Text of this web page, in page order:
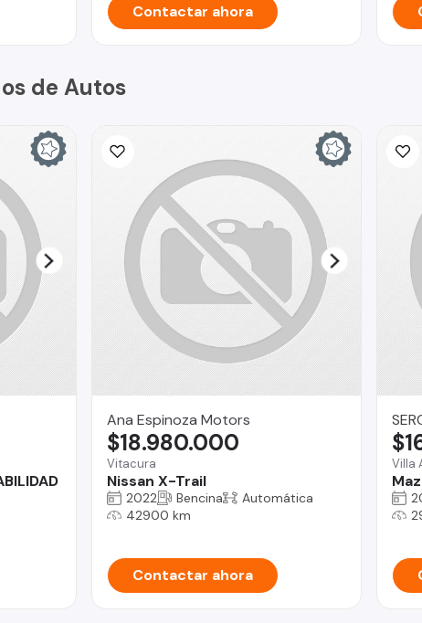
Contactar ahora
de Autos
Ana Espinoza Motors
Vitacura
Nissan X-Trail
$18.980.000
2022 Bencina
Automática
42900 km
Contactar ahora
Villa